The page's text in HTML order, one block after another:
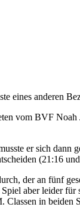
eines anderen
vom BVF
er sich dann
(21:16
der an fünf
aber leider
Classen in beiden